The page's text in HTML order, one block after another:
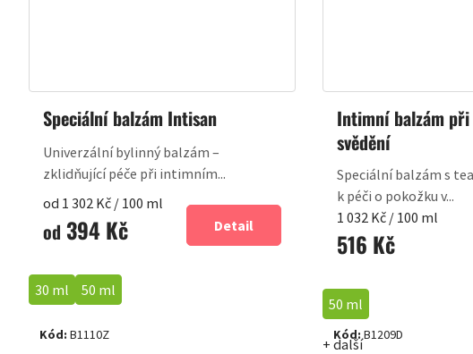
Speciální balzám Intisan
od 394 Kč
Měrná
cena:
od 1 302 Kč / 100 ml
Detail
Univerzální bylinný balzám –
zklidňující péče při intimním...
30 ml 50 ml
Kód: B1110Z
Intimní balzám při
svědění
516 Kč
Měrná
cena:
1 032 Kč / 100 ml
Speciální balzám s
k péči o pokožku v...
50 ml
+ další
Kód: B1209D